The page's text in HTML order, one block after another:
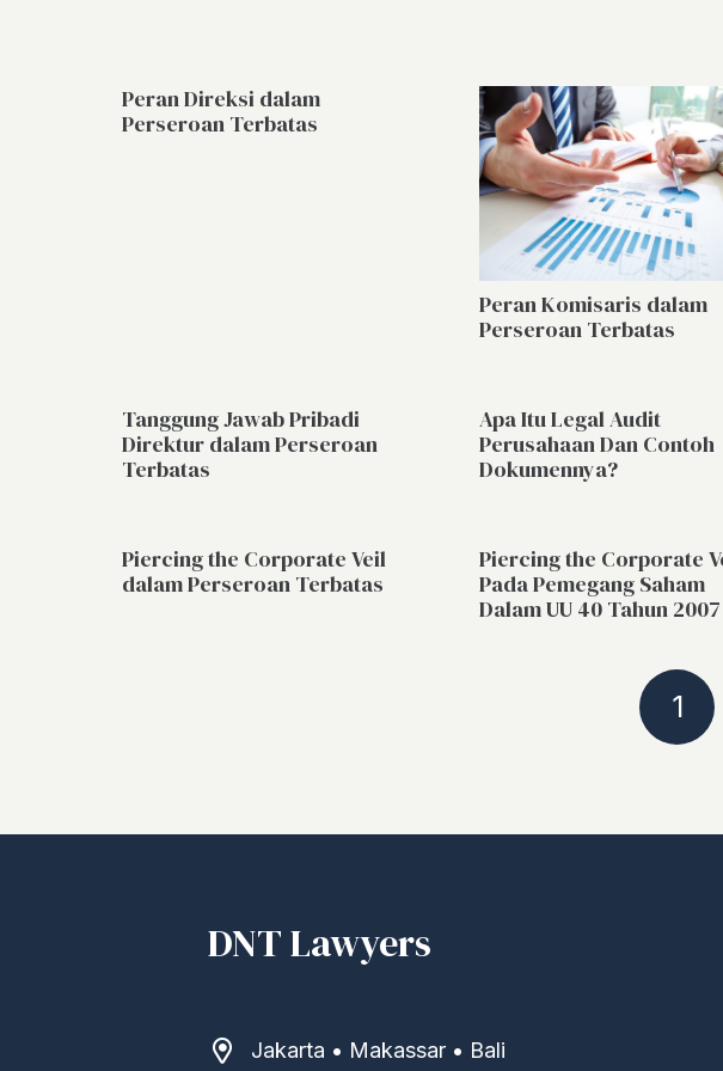
Peran Direksi dalam
Perseroan Terbatas
Peran Komisaris dalam
Perseroan Terbatas
Tanggung Jawab Pribadi
Direktur dalam Perseroan
Terbatas
Apa Itu Legal Audit
Perusahaan Dan Contoh
Dokumennya?
Piercing the Corporate Veil
dalam Perseroan Terbatas
Piercing the Corporate
Pada Pemegang Saham
Dalam UU 40 Tahun 2007
1
DNT Lawyers
Jakarta • Makassar • Bali